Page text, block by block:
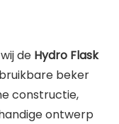
de Hydro Flask
beker
constructie,
ontwerp